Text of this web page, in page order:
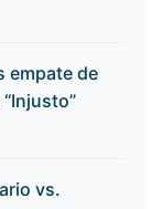
empate de
vs.